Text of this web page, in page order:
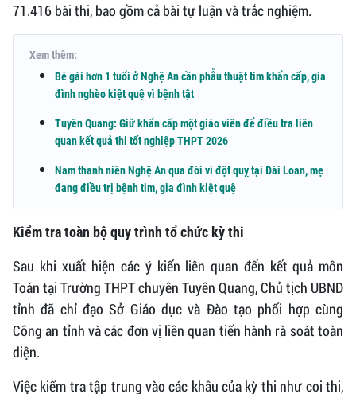
71.416 bài thi, bao gồm cả bài tự luận và trắc nghiệm.
Xem thêm:
Bé gái hơn 1 tuổi ở Nghệ An cần phẫu thuật tim khẩn cấp, gia
đình nghèo kiệt quệ vì bệnh tật
Tuyên Quang: Giữ khẩn cấp một giáo viên để điều tra liên
quan kết quả thi tốt nghiệp THPT 2026
Nam thanh niên Nghệ An qua đời vì đột quỵ tại Đài Loan, mẹ
đang điều trị bệnh tim, gia đình kiệt quệ
Kiểm tra toàn bộ quy trình tổ chức kỳ thi
Sau khi xuất hiện các ý kiến liên quan đến kết quả môn
Toán tại Trường THPT chuyên Tuyên Quang, Chủ tịch UBND
tỉnh đã chỉ đạo Sở Giáo dục và Đào tạo phối hợp cùng
Công an tỉnh và các đơn vị liên quan tiến hành rà soát toàn
diện.
Việc kiểm tra tập trung vào các khâu của kỳ thi như coi thi,